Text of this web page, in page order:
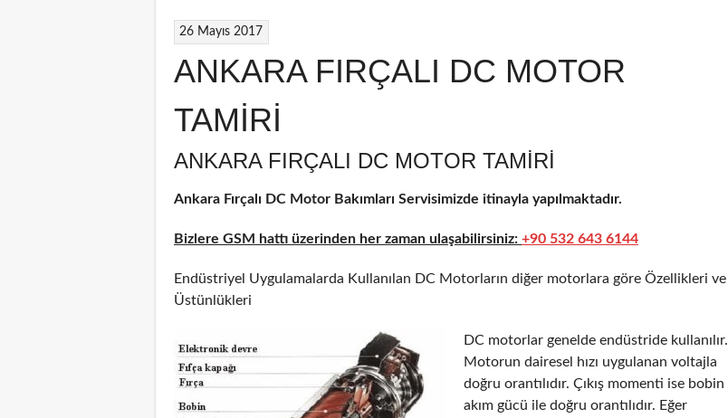
26 Mayıs 2017
ANKARA FIRÇALI DC MOTOR
TAMİRİ
ANKARA FIRÇALI DC MOTOR TAMIRI
Ankara Fırçalı DC Motor Bakımları Servisimizde itinayla yapılmaktadır.
Bizlere GSM hattı üzerinden her zaman ulaşabilirsiniz: +90 532 643 6144
Endüstriyel Uygulamalarda Kullanılan DC Motorların diğer motorlara göre Özellikleri ve
Üstünlükleri
DC motorlar genelde endüstride kullanılır.
Motorun dairesel hızı uygulanan voltajla
doğru orantılıdır. Çıkış momenti ise bobin
akım gücü ile doğru orantılıdır. Eğer